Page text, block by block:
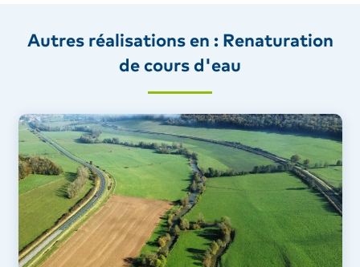
Autres réalisations en : Renaturation
de cours d'eau